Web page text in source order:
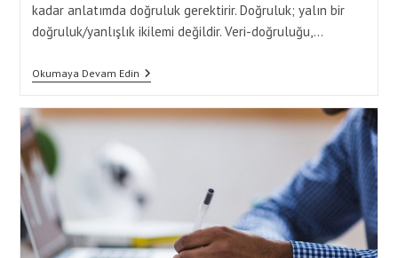
kadar anlatımda doğruluk gerektirir. Doğruluk; yalın bir
doğruluk/yanlışlık ikilemi değildir. Veri-doğruluğu,…
Okumaya Devam EdinÖzet
Yaptırma
Tez
Özeti